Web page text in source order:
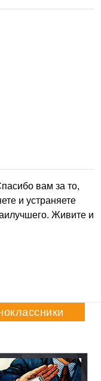
вам за то,
и устраняете
Живите и